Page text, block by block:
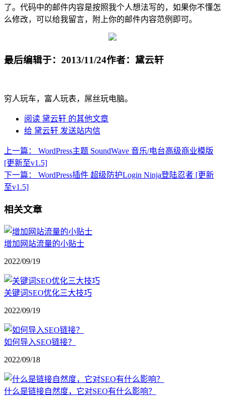
了。代码中的邮件内容是按照我个人想法写的，如果你不懂怎
么修改，可以给我留言，附上你的邮件内容范例即可。
最后编辑于：2013/11/24作者：黛云轩
穷人玩车，富人玩表，屌丝玩电脑。
阅读 黛云轩 的其他文章
给 黛云轩 发送站内信
上一篇：
WordPress主题 SoundWave 音乐/电台高级商业模版
[更新至v1.5]
下一篇：
WordPress插件 超级防护Login Ninja登陆忍者 [更新
至v1.5]
相关文章
增加网站流量的小贴士
2022/09/19
关键词SEO优化三大技巧
2022/09/19
如何导入SEO链接？
2022/09/18
什么是链接自然度，它对SEO有什么影响？